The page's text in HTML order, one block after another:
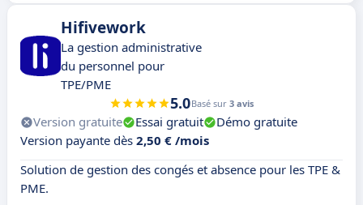
Hifivework
La gestion administrative
du personnel pour
TPE/PME
5.0Basé sur 3 avis
Version gratuite Essai gratuit
Démo gratuite
Version payante dès 2,50 € /mois
Solution de gestion des congés et absence pour les TPE &
PME.